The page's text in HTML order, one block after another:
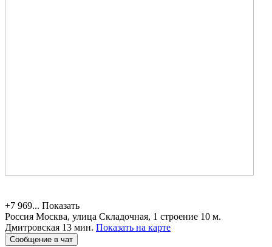
+7 969... Показать
Россия Москва, улица Складочная, 1 строение 10 м.
Дмитровская 13 мин. Показать на карте
Сообщение в чат